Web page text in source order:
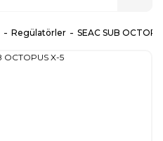
Regülatörler SEAC SUB